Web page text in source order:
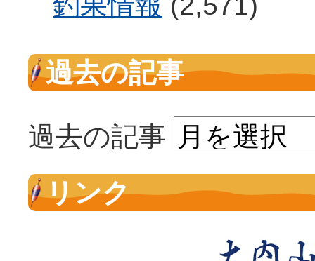
過去の記事
過去の記事
リンク